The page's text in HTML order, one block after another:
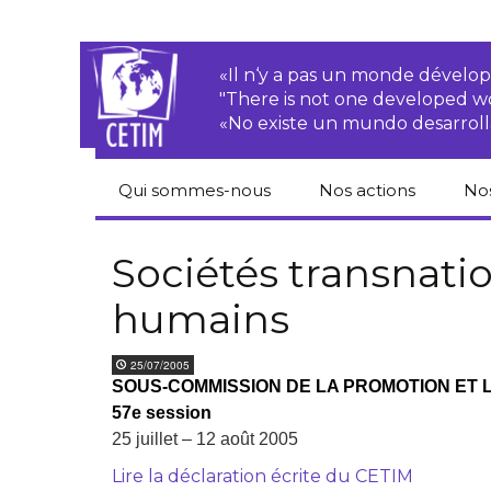
«Il n‘y a pas un monde
"There is not one developed
«No existe un mundo
Qui sommes-nous
Équipe
Newsletters
Rapports d’activités
Statuts
Nos actions
environnementale
du
Sociétés
humains
25/07/2005
SOUS-COMMISSION DE LA PROMOTION ET
57e session
25 juillet – 12 août 2005
Lire la déclaration écrite du CETIM